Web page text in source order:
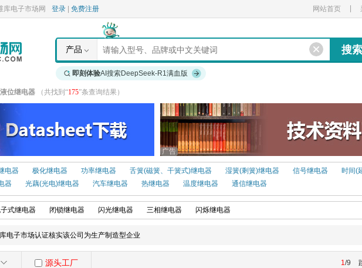
库电子市场网 登录 免费注册 网站首页
产品
即刻体验AI搜索DeepSeek-R1满血版
液位继电器 （共找到“175”条查询结果）
广告
电器 极化继电器 功率继电器 舌簧(磁簧、干簧式)继电器 湿簧(剩簧)继电器 信号继电器
时间(
器 光藕(光电)继电器 汽车继电器 热继电器 温度继电器 通信继电器
式继电器 闭锁继电器 闪光继电器 三相继电器 闪烁继电器
电子市场认证核实该公司为生产制造型企业
源头工厂 1/9